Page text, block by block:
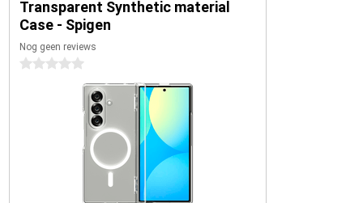
Transparent Synthetic material
Case - Spigen
Nog geen reviews
0 sterren